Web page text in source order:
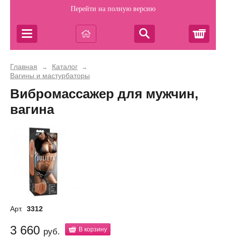
Перейти на полную версию
Главная → Каталог →
Вагины и мастурбаторы
Вибромассажер для мужчин,
вагина
Арт. 3312
3 660 руб. В корзину